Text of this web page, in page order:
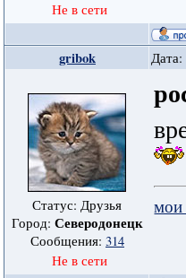
Не в сети
gribok
Статус: Друзья
Город: Северодонецк
Сообщения: 314
Не в сети
мои